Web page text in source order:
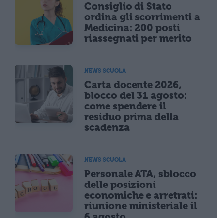
Consiglio di Stato
ordina gli scorrimenti a
Medicina: 200 posti
riassegnati per merito
NEWS SCUOLA
Carta docente 2026,
blocco del 31 agosto:
come spendere il
residuo prima della
scadenza
NEWS SCUOLA
Personale ATA, sblocco
delle posizioni
economiche e arretrati:
riunione ministeriale il